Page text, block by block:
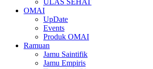
ULAS SEHAT
OMAI
UpDate
Events
Produk OMAI
Ramuan
Jamu Saintifik
Jamu Empiris